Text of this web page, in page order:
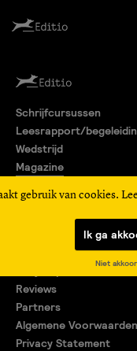
gebruik van cookies.
Ik ga
Niet
Schrijfcursussen
Leesrapport/
Wedstrijd
Magazine
Reviews
Partners
Algemene Voorwaarden
Privacy Statement